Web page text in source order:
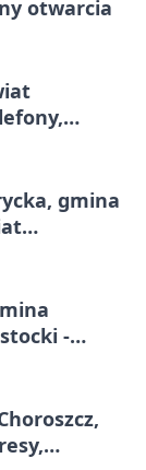
otwarcia
gmina
-